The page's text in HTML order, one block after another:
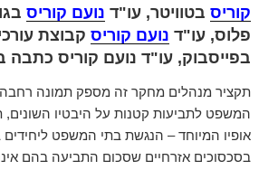
קוריס בטוויטר, עו"ד נועם קוריס
פלוס, עו"ד נועם קוריס קבוצת
בפייסבוק, עו"ד נועם קוריס כתבה
תקציר מנהלים מחקר זה מספק תמונה
המשפט לתביעות קטנות על היבטיו
אופיו המיוחד – הנגשת בתי המשפט
בסכסוכים אזרחיים שסכום התביעה בהם